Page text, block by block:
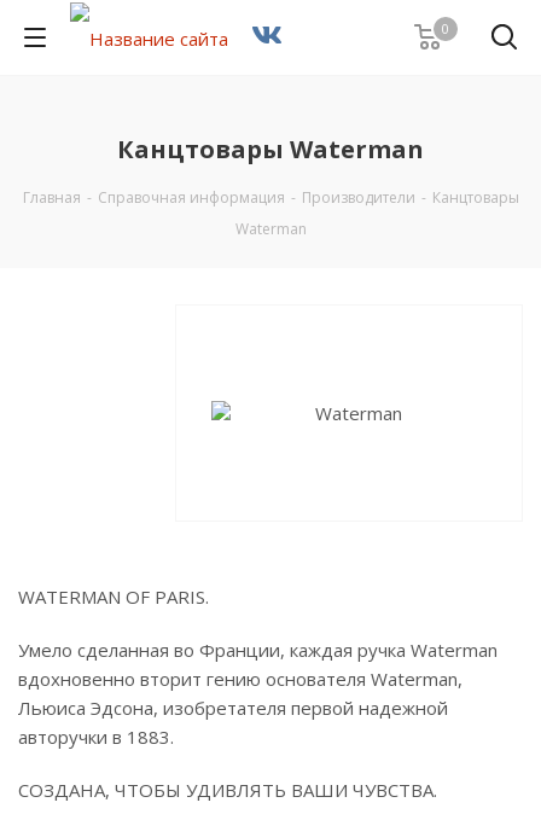
0
Канцтовары Waterman
Главная - Справочная информация - Производители - Канцтовары
Waterman
WATERMAN OF PARIS.
Умело сделанная во Франции, каждая ручка Waterman
вдохновенно вторит гению основателя Waterman,
Льюиса Эдсона, изобретателя первой надежной
авторучки в 1883.
СОЗДАНА, ЧТОБЫ УДИВЛЯТЬ ВАШИ ЧУВСТВА.